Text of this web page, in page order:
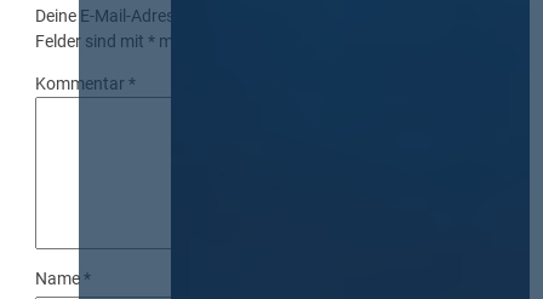
Deine E-Mail-Adresse wird nicht veröffentlicht.
Felder sind mit* markiert
Kommentar*
Name*